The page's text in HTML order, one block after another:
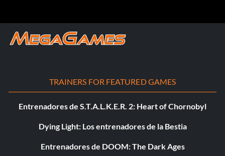
TRAINERS FOR FEATURED GAMES
Entrenadores de S.T.A.L.K.E.R. 2: Heart of Chornobyl
Dying Light: Los entrenadores de la Bestia
Entrenadores de DOOM: The Dark Ages